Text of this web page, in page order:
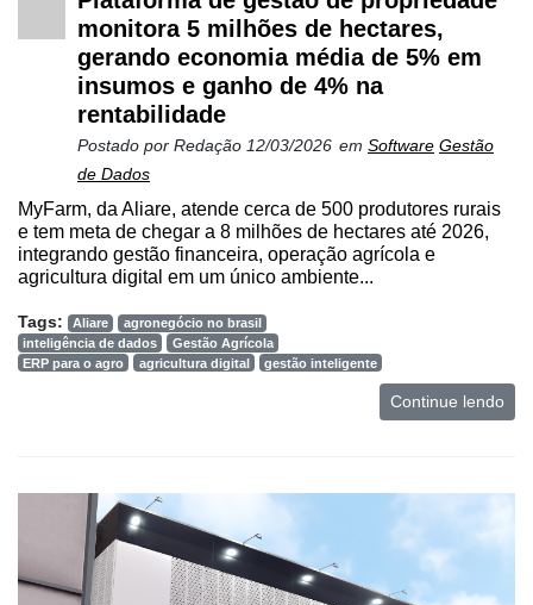
Dados
Informatização
da
Agricultura
Vertical
Software
Empresarial
Membros
Liberali
monitora 5 milhões de hectares,
gerando economia média de 5% em
insumos e ganho de 4% na
rentabilidade
Postado por Redação 12/03/2026 em Software Gestão
de Dados
MyFarm, da Aliare, atende cerca de 500 produtores rurais
e tem meta de chegar a 8 milhões de hectares até 2026,
integrando gestão financeira, operação agrícola e
agricultura digital em um único ambiente...
Tags: Aliare
agronegócio no brasil
inteligência de dados
Gestão Agrícola
ERP para o agro
agricultura digital gestão inteligente
Continue lendo